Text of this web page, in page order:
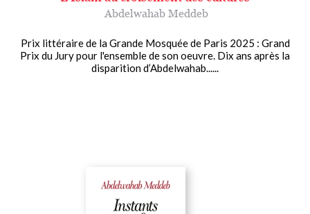
Abdelwahab Meddeb
Prix littéraire de la Grande Mosquée de Paris 2025 : Grand
Prix du Jury pour l'ensemble de son oeuvre. Dix ans après la
disparition d’Abdelwahab......